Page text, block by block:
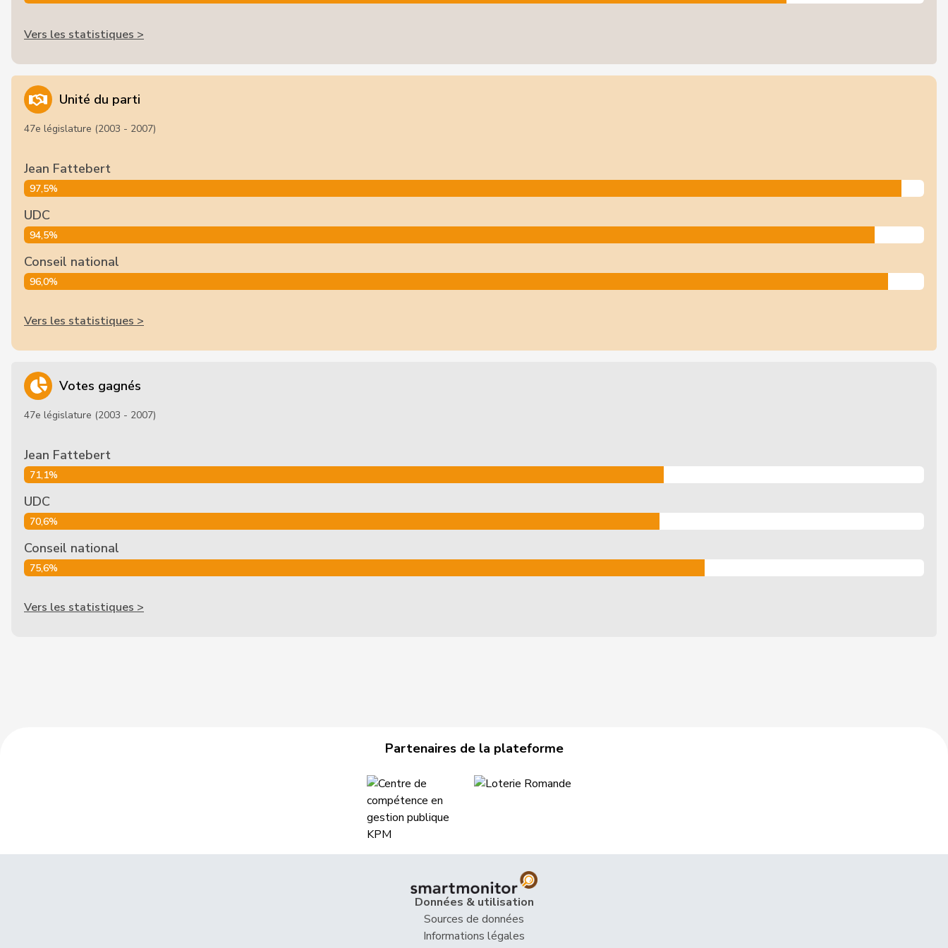
Vers les statistiques >
Unité du parti
47e législature (2003 - 2007)
Jean Fattebert
97,5%
UDC
94,5%
Conseil national
96,0%
Vers les statistiques >
Votes gagnés
47e législature (2003 - 2007)
Jean Fattebert
71,1%
UDC
70,6%
Conseil national
75,6%
Vers les statistiques >
Partenaires de la plateforme
Données & utilisation
Sources de données
Informations légales